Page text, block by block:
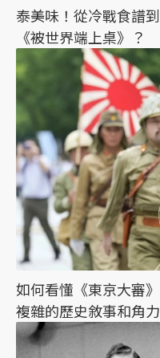
泰美味！從冷戰食譜
《被世界端上桌》？
如何看懂《東京大審
複雜的歷史敘事和角力